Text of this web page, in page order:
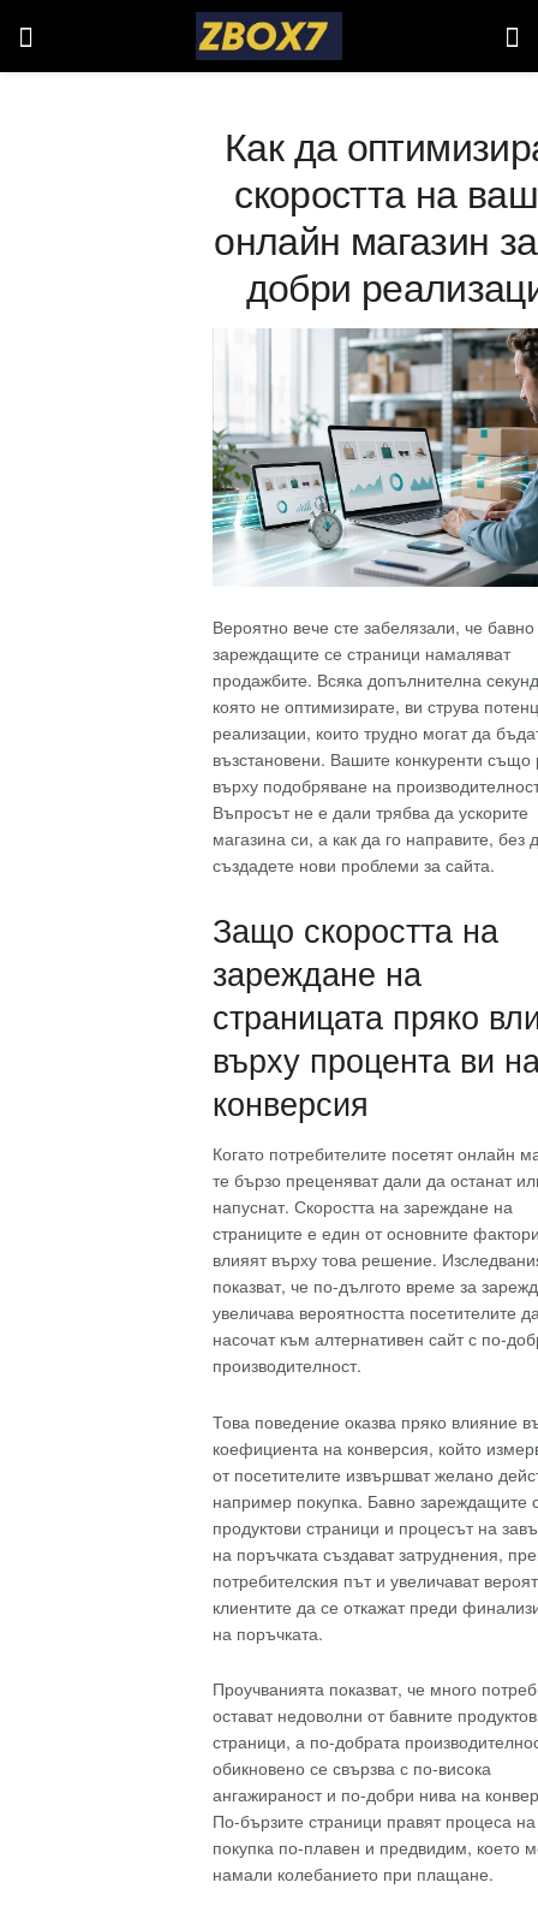
Как да
скоростта на
онлайн магазин
добри
Вероятно вече сте забелязали, че бавно
зареждащите се страници намаляват
продажбите. Всяка допълнителна
която не оптимизирате, ви струва
реализации, които трудно могат да
възстановени. Вашите конкуренти също
върху подобряване на
Въпросът не е дали трябва да ускорите
магазина си, а как да го направите, без
създадете нови проблеми за сайта.
Защо скоростта на
зареждане на
страницата пряко
върху процента ви
конверсия
Когато потребителите посетят онлайн
те бързо преценяват дали да останат
напуснат. Скоростта на зареждане на
страниците е един от основните
влияят върху това решение.
показват, че по-дългото време за
увеличава вероятността посетителите
насочат към алтернативен сайт с по-
производителност.
Това поведение оказва пряко влияние
коефициента на конверсия, който
от посетителите извършват желано
например покупка. Бавно зареждащите
продуктови страници и процесът на
на поръчката създават затруднения,
потребителския път и увеличават
клиентите да се откажат преди
на поръчката.
Проучванията показват, че много
остават недоволни от бавните
страници, а по-добрата
обикновено се свързва с по-висока
ангажираност и по-добри нива на
По-бързите страници правят процеса на
покупка по-плавен и предвидим, което
намали колебанието при плащане.